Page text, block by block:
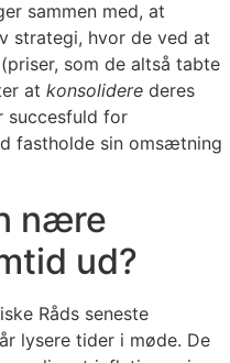
sammen med, at
strategi, hvor de ved at
som de altså tabte
at konsolidere deres
succesfuld for
fastholde sin omsætning
nære
ud?
Råds seneste
lysere tider i møde. De